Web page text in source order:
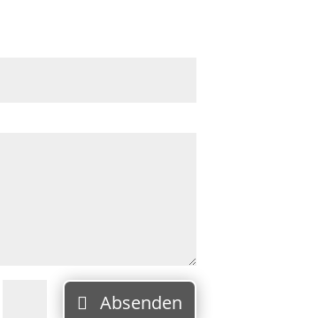
Absenden